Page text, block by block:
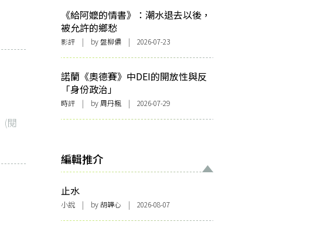
(閱
《給阿嬤的情書》：潮水退去以後，
被允許的鄉愁
影評 | by 盤柳儂 | 2026-07-23
諾蘭《奧德賽》中DEI的開放性與反
「身份政治」
時評 | by周丹楓 | 2026-07-29
編輯推介
止水
小說 | by 胡韡心 | 2026-08-07